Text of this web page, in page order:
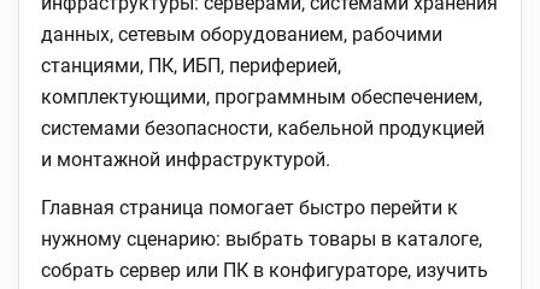
данных, сетевым оборудованием, рабочими
станциями, ПК, ИБП, периферией,
комплектующими, программным обеспечением,
системами безопасности, кабельной продукцией
и монтажной инфраструктурой.
Главная страница помогает быстро перейти к
нужному сценарию: выбрать товары в каталоге,
собрать сервер или ПК в конфигураторе, изучить